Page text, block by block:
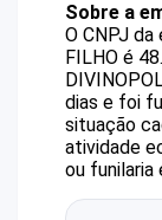
Sobre a
O CNPJ da
FILHO é
dias e foi
situação
atividade
ou funilaria